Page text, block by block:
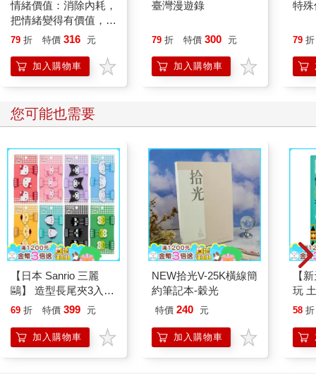
情緒價值：消除內耗，
把情緒變得有價值，跟
誰都能自在相處
79 折 特價 316 元
加入購物車
臺灣漫遊錄
79 折 特價 300 元
加入購物車
特
79 折
您可能也需要
【日本 Sanrio 三麗
鷗】 造型長尾夾3入組
(8款可選) 凱蒂貓 Hello
企鵝
69 折 特價 399 元
加入購物車
NEW拾光V-25K橫線簡
約筆記本-穀光
特價 240 元
加入購物車
【
玩
58 折